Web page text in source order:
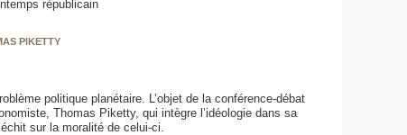
républicain
PIKETTY
politique planétaire. L’objet de la conférence-débat
Thomas Piketty, qui intègre l’idéologie dans sa
sur la moralité de celui-ci.